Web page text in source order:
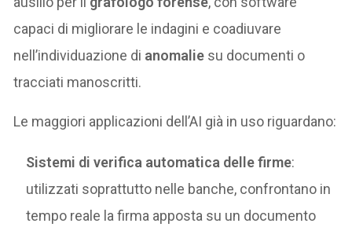
capaci di migliorare le indagini e coadiuvare
nell’individuazione di anomalie su documenti o
tracciati manoscritti.
Le maggiori applicazioni dell’AI già in uso riguardano:
Sistemi di verifica automatica delle firme:
utilizzati soprattutto nelle banche, confrontano in
tempo reale la firma apposta su un documento